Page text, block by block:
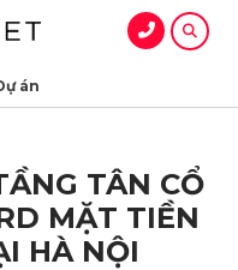
án
TÂN CỔ
MẶT TIỀN
HÀ NỘI